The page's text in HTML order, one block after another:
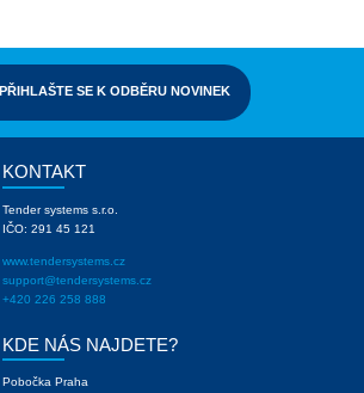
PŘIHLAŠTE SE K ODBĚRU NOVINEK
KONTAKT
Tender systems s.r.o.
IČO: 291 45 121
www.tendersystems.cz
support@tendersystems.cz
+420 226 258 888
KDE NÁS NAJDETE?
Pobočka Praha